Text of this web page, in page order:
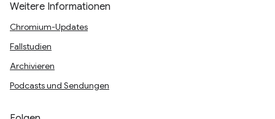
Weitere Informationen
Chromium-Updates
Fallstudien
Archivieren
Podcasts und Sendungen